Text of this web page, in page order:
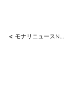
< モナリニュースNo.6